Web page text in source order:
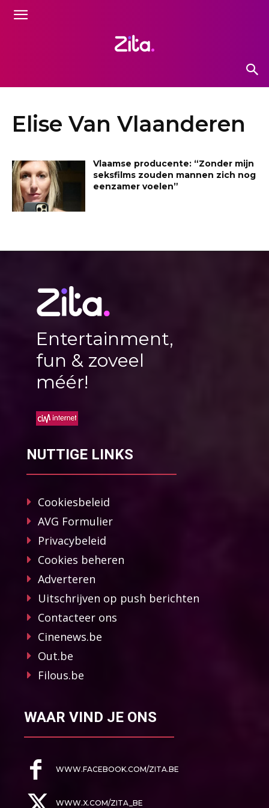
Elise Van Vlaanderen
Vlaamse producente: “Zonder mijn
seksfilms zouden mannen zich nog
eenzamer voelen”
Entertainment,
fun & zoveel
méér!
NUTTIGE LINKS
Cookiesbeleid
AVG Formulier
Privacybeleid
Cookies beheren
Adverteren
Uitschrijven op push berichten
Contacteer ons
Cinenews.be
Out.be
Filous.be
WAAR VIND JE ONS
WWW.FACEBOOK.COM/ZITA.BE
WWW.X.COM/ZITA_BE